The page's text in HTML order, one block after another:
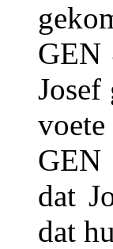
GEN
Josef
GEN
dat
dat